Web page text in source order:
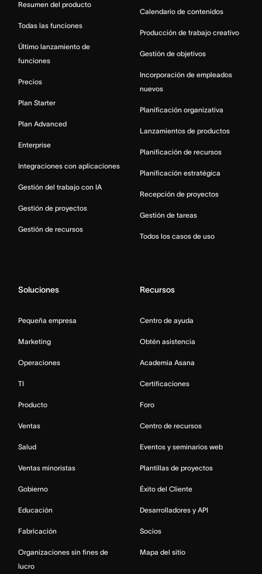
Resumen del producto
Todas las funciones
Último lanzamiento de
funciones
Precios
Plan Starter
Plan Advanced
Enterprise
Integraciones con aplicaciones
Gestión del trabajo con IA
Gestión de proyectos
Gestión de recursos
Calendario de contenidos
Producción de trabajo creativo
Gestión de objetivos
Incorporación de empleados
nuevos
Planificación organizativa
Lanzamientos de productos
Planificación de recursos
Planificación estratégica
Recepción de proyectos
Gestión de tareas
Todos los casos de uso
Soluciones
Pequeña empresa
Marketing
Operaciones
TI
Producto
Ventas
Salud
Ventas minoristas
Gobierno
Educación
Fabricación
Organizaciones sin fines de
lucro
Recursos
Centro de ayuda
Obtén asistencia
Academia Asana
Certificaciones
Foro
Centro de recursos
Eventos y seminarios web
Plantillas de proyectos
Éxito del Cliente
Desarrolladores y API
Socios
Mapa del sitio